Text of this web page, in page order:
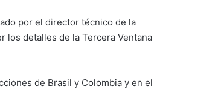
por el director técnico de la
los detalles de la Tercera Ventana
de Brasil y Colombia y en el